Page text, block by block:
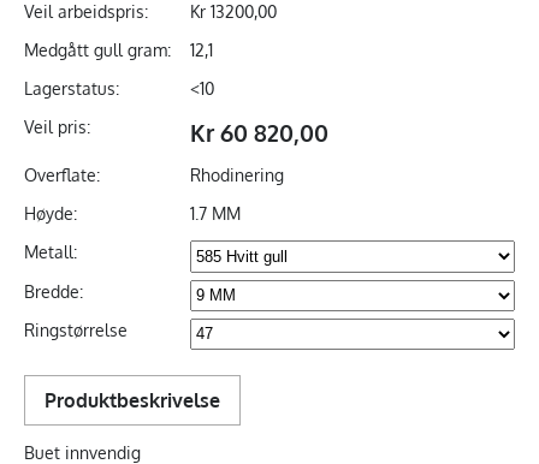
Veil arbeidspris:
Kr 13200,00
Medgått gull gram:
12,1
Lagerstatus:
<10
Veil pris:
Kr 60 820,00
Overflate:
Rhodinering
Høyde:
1.7 MM
Metall:
Bredde:
Ringstørrelse
Produktbeskrivelse
Buet innvendig